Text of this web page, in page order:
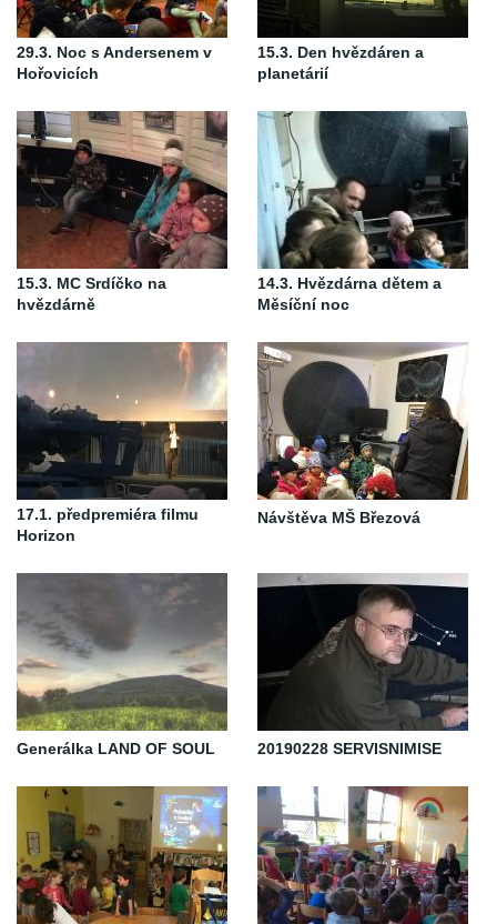
29.3. Noc s Andersenem v
Hořovicích
15.3. Den hvězdáren a
planetárií
15.3. MC Srdíčko na
hvězdárně
14.3. Hvězdárna dětem a
Měsíční noc
17.1. předpremiéra filmu
Horizon
Návštěva MŠ Březová
Generálka LAND OF SOUL 20190228 SERVISNIMISE